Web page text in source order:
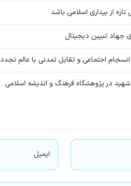
از بیداری اسلامی باشد
جهاد تبیین دیجیتال
اجتماعی و تقابل تمدنی با عالم تجدد
در پژوهشگاه فرهنگ و اندیشه اسلامی